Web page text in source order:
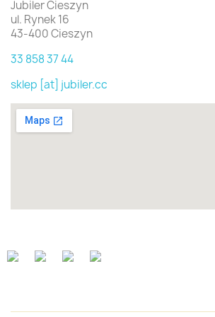
Jubiler Cieszyn
ul. Rynek 16
43-400 Cieszyn
33 858 37 44
sklep [at] jubiler.cc